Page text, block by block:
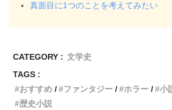
真面目に1つのことを考えてみたい
CATEGORY : 文学史
TAGS :
おすすめ
ファンタジー ホラー 小
歴史小説